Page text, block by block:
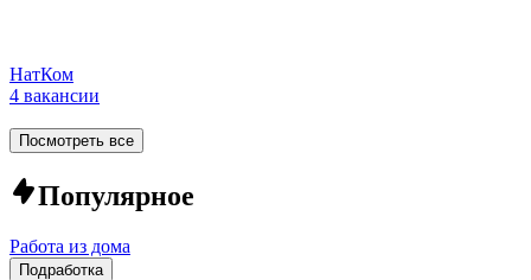
НатКом
4 вакансии
Посмотреть все
Популярное
Работа из дома
Подработка